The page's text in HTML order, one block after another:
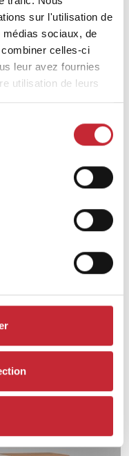
sur l'utilisation de
sociaux, de
celles-ci
leur avez fournies
utilisation de leurs